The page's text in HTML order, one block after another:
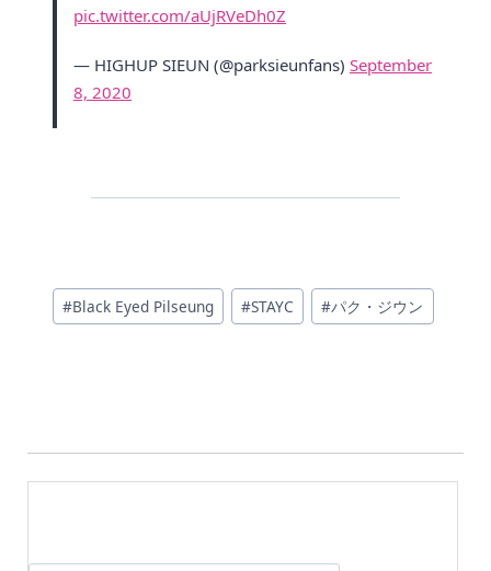
pic.twitter.com/aUjRVeDh0Z
— HIGHUP SIEUN (@parksieunfans) September
8, 2020
投
稿
#Black Eyed Pilseung #STAYC #パク・ジウン